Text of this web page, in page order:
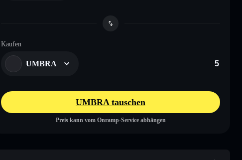
Kaufen
UMBRA
UMBRA tauschen
Preis kann vom Onramp-Service abhängen